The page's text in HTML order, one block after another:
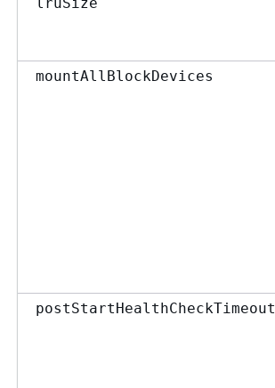
mountAllBlockDevices
postStartHealthCheckTimeout